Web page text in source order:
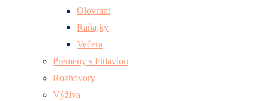
Olovrant
Raňajky
Večera
Premeny s Fitlaviou
Rozhovory
Výživa